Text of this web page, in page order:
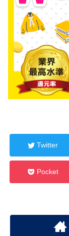
Twitter
Pocket